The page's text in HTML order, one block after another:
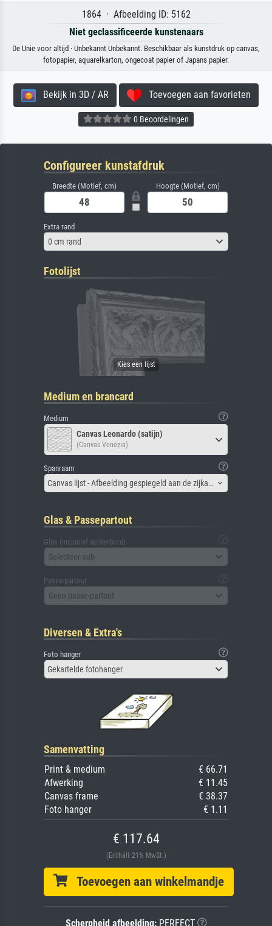
1864 · Afbeelding ID: 5162
Niet geclassificeerde kunstenaars
De Unie voor altijd · Unbekannt Unbekannt. Beschikbaar als kunstdruk op canvas,
fotopapier, aquarelkarton, ongecoat papier of Japans papier.
Bekijk in 3D / AR Toevoegen aan favorieten
0 Beoordelingen
Configureer kunstafdruk
Breedte (Motief, cm) Hoogte (Motief, cm)
Extra rand
0 cm rand
Fotolijst
Medium en brancard
Medium
Canvas Leonardo (satijn)
(Canvas Venezia)
Spanraam
Canvas lijst - Afbeelding gespiegeld aan de zijkant
Glas & Passepartout
Glas (inclusief achterbord)
Selecteer aub
Passe-partout
Geen passe-partout
Diversen & Extra's
Foto hanger
Gekartelde fotohanger
Samenvatting
Print & medium
€ 66.71
Afwerking
€ 11.45
Canvas frame
€ 38.37
Foto hanger
€ 1.11
€ 117.64
(Enthält 21% MwSt.)
Toevoegen aan winkelmandje
Scherpheid afbeelding:PERFECT